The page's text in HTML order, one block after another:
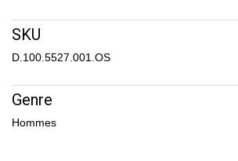
SKU
D.100.5527.001.OS
Genre
Hommes